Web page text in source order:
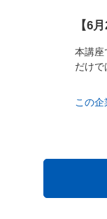
【6
本講座
だけで
この